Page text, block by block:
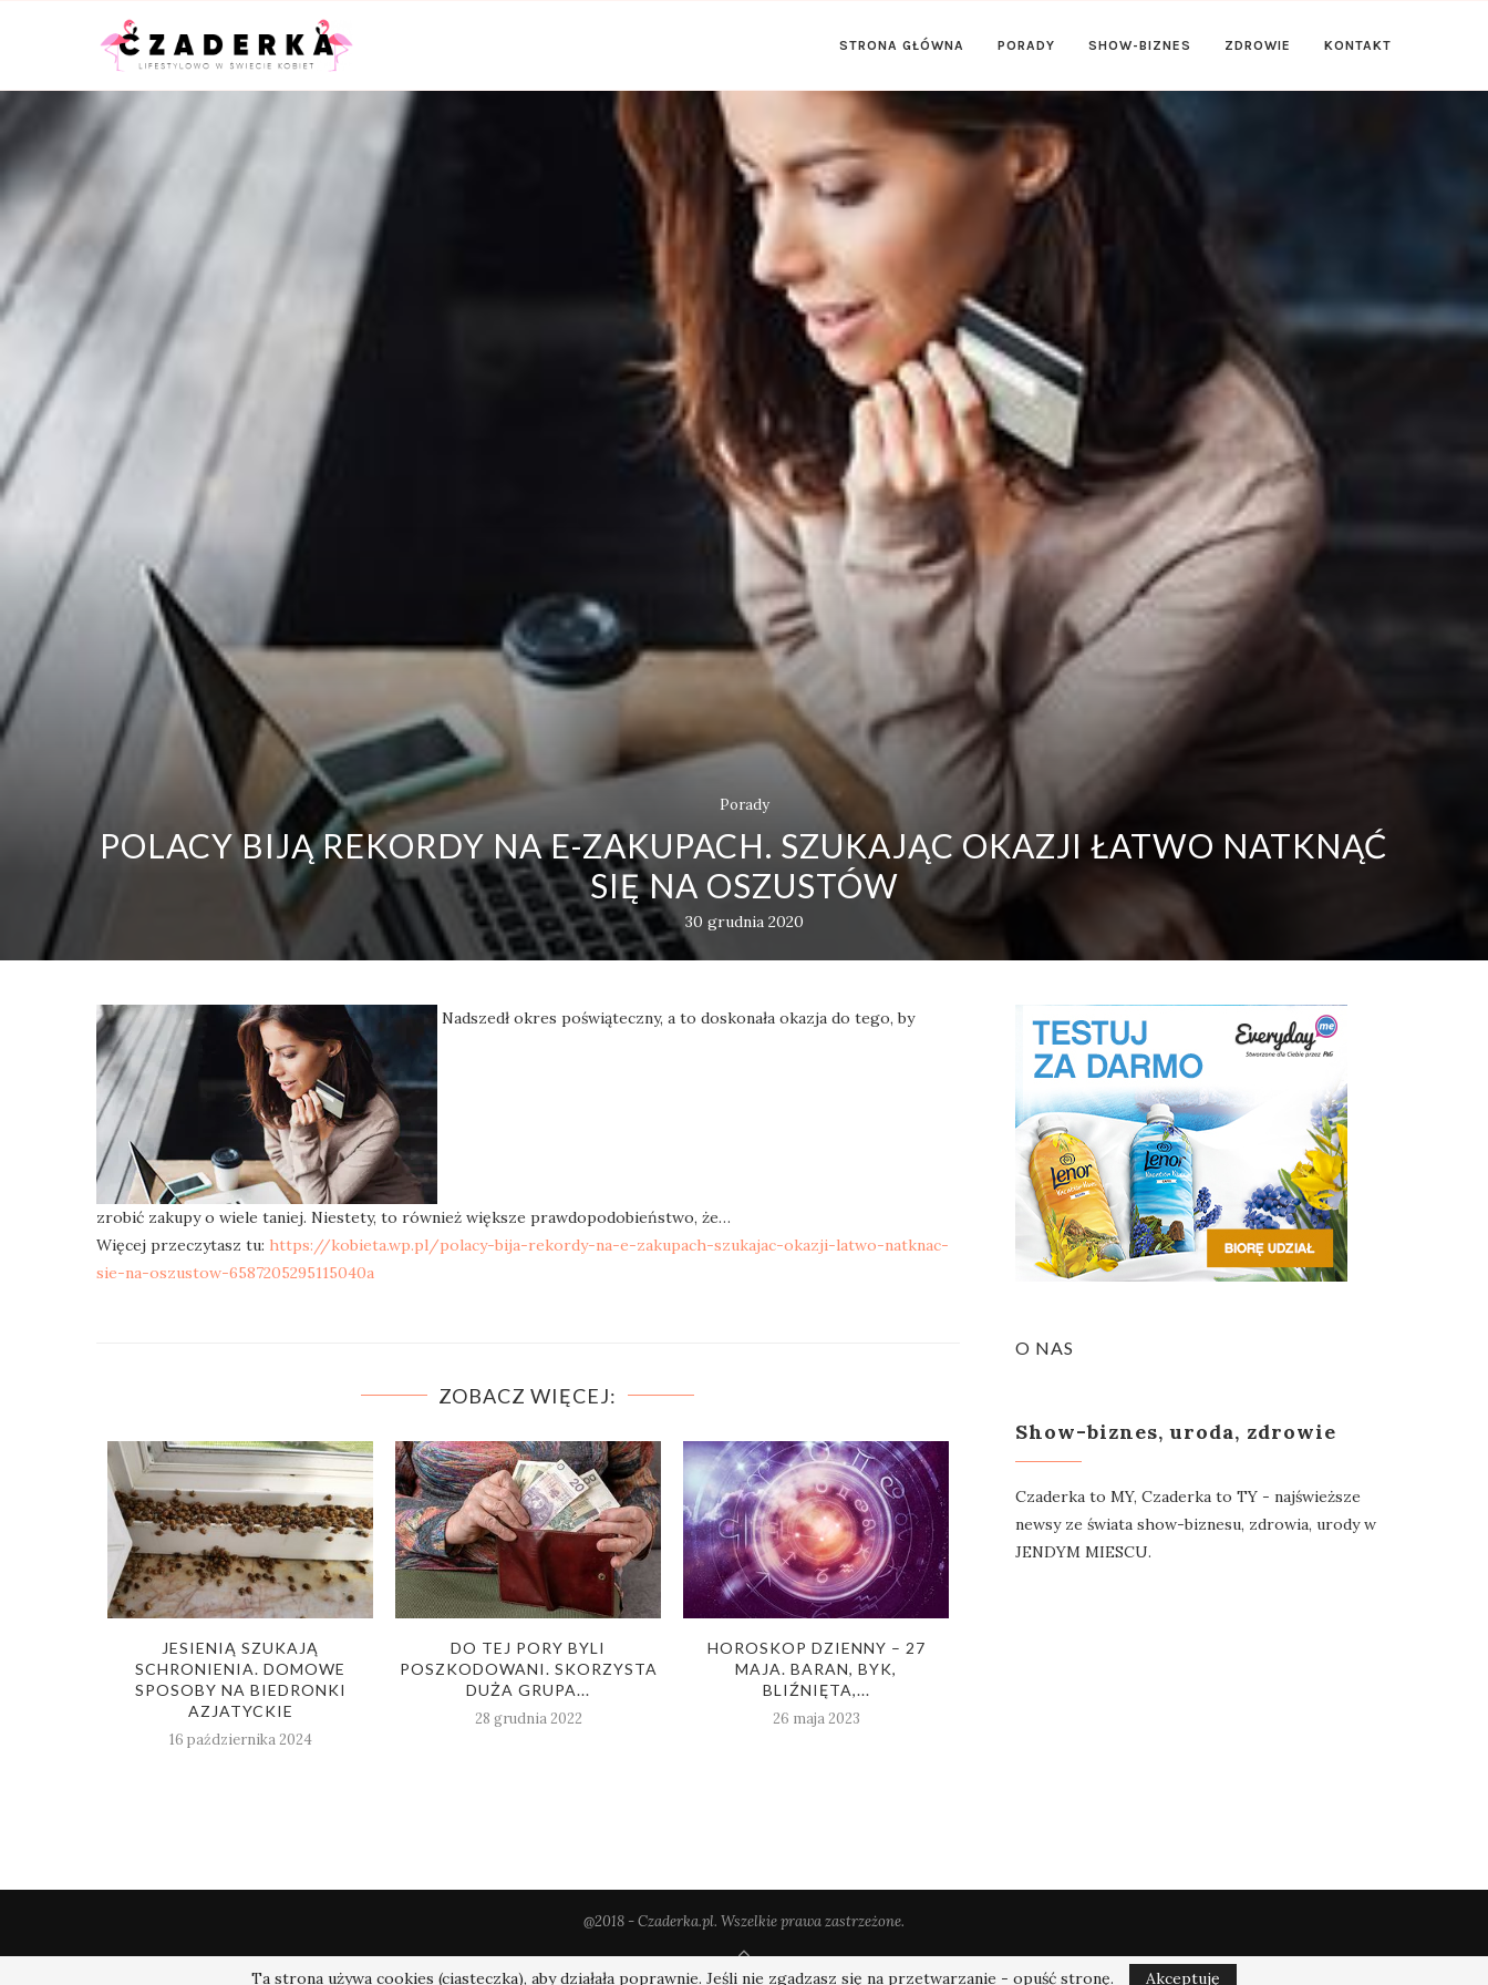
STRONA GŁÓWNA PORADY SHOW-BIZNES ZDROWIE KONTAKT
Porady
POLACY BIJĄ REKORDY NA E-ZAKUPACH. SZUKAJĄC OKAZJI ŁATWO NATKNĄĆ
SIĘ NA OSZUSTÓW
30 grudnia 2020
Nadszedł okres poświąteczny, a to doskonała okazja do tego, by
zrobić zakupy o wiele taniej. Niestety, to również większe prawdopodobieństwo, że…
Więcej przeczytasz tu: https://kobieta.wp.pl/polacy-bija-rekordy-na-e-zakupach-szukajac-okazji-latwo-natknac-
sie-na-oszustow-6587205295115040a
ZOBACZ WIĘCEJ:
JESIENIĄ SZUKAJĄ
SCHRONIENIA. DOMOWE
SPOSOBY NA BIEDRONKI
AZJATYCKIE
16 października 2024
DO TEJ PORY BYLI
POSZKODOWANI. SKORZYSTA
DUŻA GRUPA...
28 grudnia 2022
HOROSKOP DZIENNY – 27
MAJA. BARAN, BYK,
BLIŹNIĘTA,...
26 maja 2023
O NAS
Show-biznes, uroda, zdrowie
Czaderka to MY, Czaderka to TY - najświeższe
newsy ze świata show-biznesu, zdrowia, urody w
JENDYM MIESCU.
@2018 - Czaderka.pl. Wszelkie prawa zastrzeżone.
W GÓRĘ
Ta strona używa cookies (ciasteczka), aby działała poprawnie. Jeśli nie zgadzasz się na przetwarzanie - opuść stronę. Akceptuję